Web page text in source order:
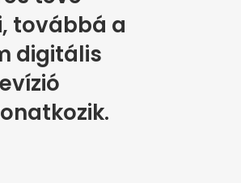
továbbá a
digitális